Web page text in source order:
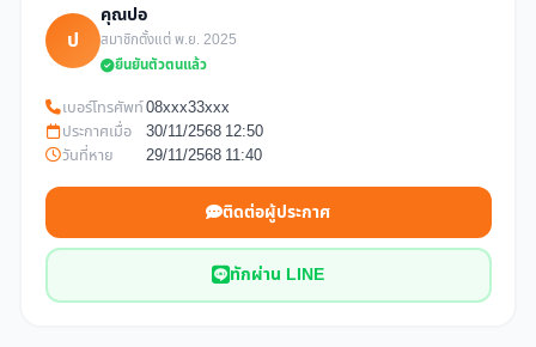
ป
คุณปอ
สมาชิกตั้งแต่ พ.ย. 2025
ยืนยันตัวตนแล้ว
เบอร์โทรศัพท์08xxx33xxx
ประกาศเมื่อ
30/11/2568 12:50
วันที่หาย
29/11/2568 11:40
ติดต่อผู้ประกาศ
ทักผ่าน LINE